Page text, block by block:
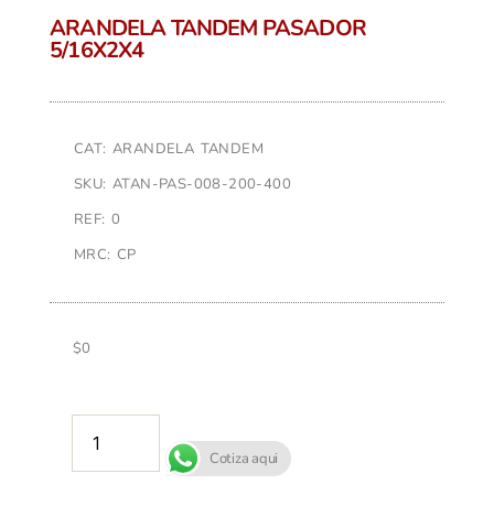
ARANDELA TANDEM PASADOR
5/16X2X4
CAT: ARANDELA TANDEM
SKU: ATAN-PAS-008-200-400
REF: 0
MRC: CP
$0
Cotiza aqui